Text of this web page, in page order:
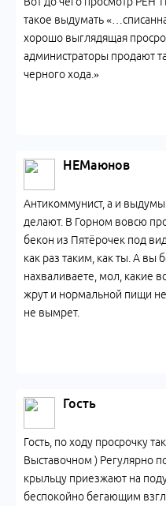
такое выдумать
хорошо выглядящая
администраторы продают
черного хода.»
НЕМаюнов
Антикоммунист, а и
делают. В Горном вовсю
бекон из Пятёрочек под
как раз таким, как ты. А вы
нахваливаете, мол, какие
жрут и нормальной пищи
не вымрет.
Гость
Гость, по ходу просрочку
Выставочном ) Регулярно
крыльцу приезжают на
беспокойно бегающим